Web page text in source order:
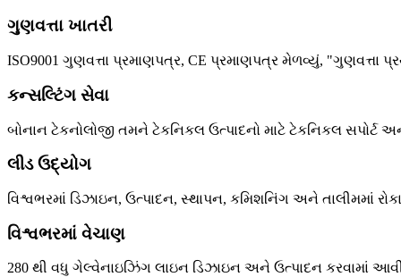
ગુણવત્તા ખાતરી
ISO9001 ગુણવત્તા પ્રમાણપત્ર, CE પ્રમાણપત્ર મેળવ્યું, "ગુણવત્તા
કન્સલ્ટિંગ સેવા
બોનાન ટેકનોલોજી તમને ટેકનિકલ ઉત્પાદનો માટે ટેકનિકલ સપોર્ટ
લીડ ઉદ્યોગ
વિશ્વભરમાં ડિઝાઇન, ઉત્પાદન, સ્થાપન, કમિશનિંગ અને તાલીમમાં
વિશ્વભરમાં વેચાણ
280 થી વધુ ગેલ્વેનાઇઝિંગ લાઇન ડિઝાઇન અને ઉત્પાદન કરવામાં